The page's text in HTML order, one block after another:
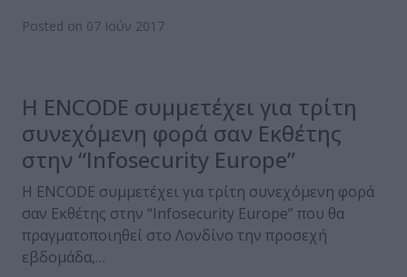
Posted on 07 Ιούν 2017
Η ENCODE συμμετέχει για τρίτη
συνεχόμενη φορά σαν Εκθέτης
στην “Infosecurity Europe”
Η ENCODE συμμετέχει για τρίτη συνεχόμενη φορά
σαν Εκθέτης στην “Infosecurity Europe” που θα
πραγματοποιηθεί στο Λονδίνο την προσεχή
εβδομάδα,…